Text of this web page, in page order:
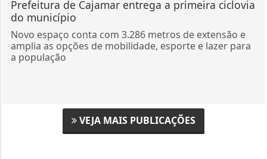
Prefeitura de Cajamar entrega a primeira ciclovia
do município
Novo espaço conta com 3.286 metros de extensão e
amplia as opções de mobilidade, esporte e lazer para
a população
VEJA MAIS PUBLICAÇÕES